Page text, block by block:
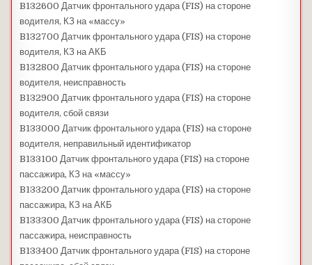
B132600 Датчик фронтального удара (FIS) на стороне
водителя, КЗ на «массу»
B132700 Датчик фронтального удара (FIS) на стороне
водителя, КЗ на АКБ
B132800 Датчик фронтального удара (FIS) на стороне
водителя, неисправность
B132900 Датчик фронтального удара (FIS) на стороне
водителя, сбой связи
B133000 Датчик фронтального удара (FIS) на стороне
водителя, неправильный идентификатор
B133100 Датчик фронтального удара (FIS) на стороне
пассажира, КЗ на «массу»
B133200 Датчик фронтального удара (FIS) на стороне
пассажира, КЗ на АКБ
B133300 Датчик фронтального удара (FIS) на стороне
пассажира, неисправность
B133400 Датчик фронтального удара (FIS) на стороне